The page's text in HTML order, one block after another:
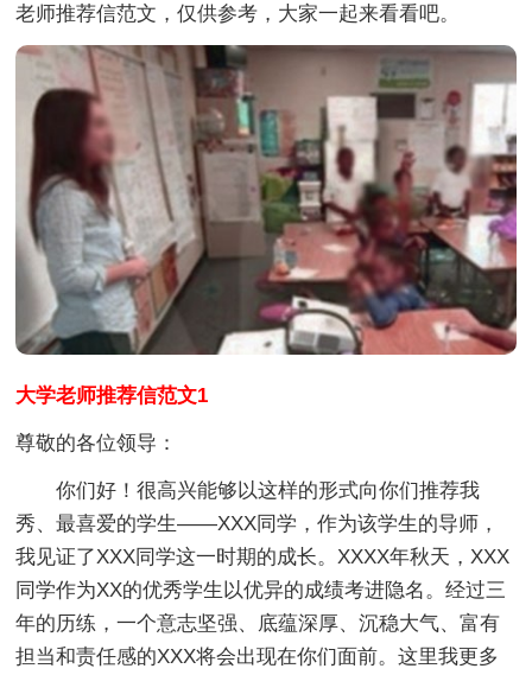
老师推荐信范文，仅供参考，大家一起来看看吧。
大学老师推荐信范文1
尊敬的各位领导：
你们好！很高兴能够以这样的形式向你们推荐我
秀、最喜爱的学生——XXX同学，作为该学生的导师，
我见证了XXX同学这一时期的成长。XXXX年秋天，XXX
同学作为XX的优秀学生以优异的成绩考进隐名。经过三
年的历练，一个意志坚强、底蕴深厚、沉稳大气、富有
担当和责任感的XXX将会出现在你们面前。这里我更多